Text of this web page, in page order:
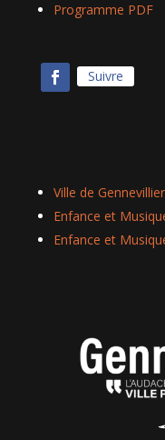
Programme PDF
Suivre
Ville de
Enfance et
Enfance et